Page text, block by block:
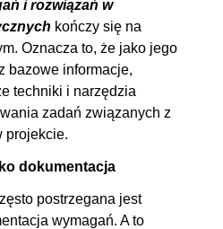
00:18:45
01:29:15
-
i rozwiązań w
kończy się na
Oznacza to, że jako jego
bazowe informacje,
techniki i narzędzia
zadań związanych z
projekcie.
dokumentacja
postrzegana jest
wymagań. A to